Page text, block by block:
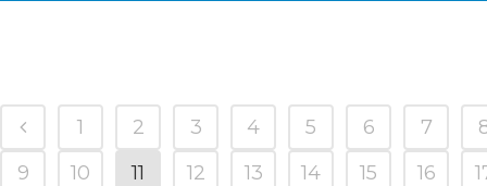
1 2 3 4 5 6 7
9
10 11 12 13 14 15 16